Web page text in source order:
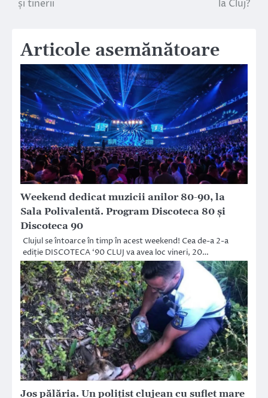
și tinerii la Cluj?
Articole asemănătoare
Weekend dedicat muzicii anilor 80-90, la
Sala Polivalentă. Program Discoteca 80 și
Discoteca 90
Clujul se întoarce în timp în acest weekend! Cea de-a 2-a
ediție DISCOTECA ‘90 CLUJ va avea loc vineri, 20…
Jos pălăria. Un polițist clujean cu suflet mare